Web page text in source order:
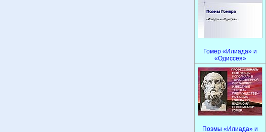
Гомер «Илиада» и
«Одиссея»
Поэмы «Илиада» и